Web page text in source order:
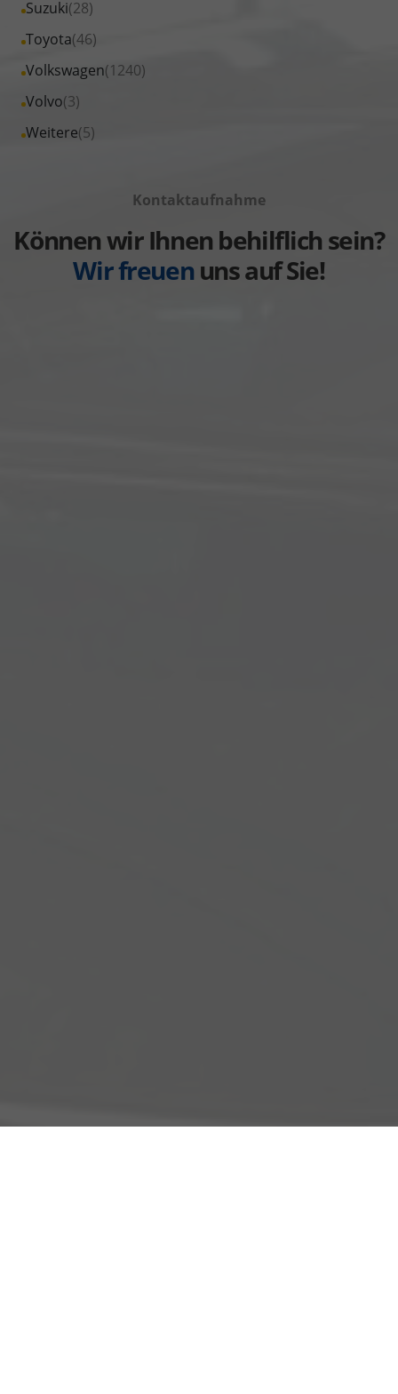
anzeigen
Seat
anzeigen
Skoda
anzeigen
Suzuki(28)
Alle
Fahrzeuge
Suzuki
anzeigen
Toyota(46)
Alle
Fahrzeuge
Toyota
anzeigen
Volkswagen(1240)
Alle
Fahrzeuge
Volkswagen
Volvo(3)
Alle
Fahrzeuge
Weitere(5)
Alle
anzeigen
Kontaktaufnahme
Können wir Ihnen behilflich sein?
Wir freuenuns auf Sie!